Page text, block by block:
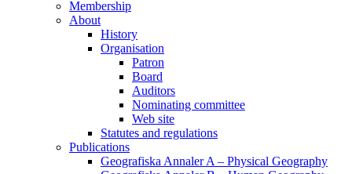
Membership
About
History
Organisation
Patron
Board
Auditors
Nominating committee
Web site
Statutes and regulations
Publications
Geografiska Annaler A – Physical Geography